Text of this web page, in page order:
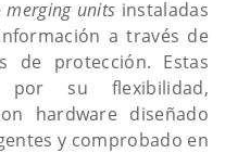
merging units instaladas
a través de
de protección. Estas
por su flexibilidad,
hardware diseñado
y comprobado en